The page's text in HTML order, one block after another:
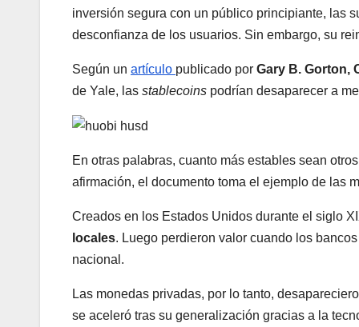
inversión segura con un público principiante, las
desconfianza de los usuarios. Sin embargo, su
Según un artículo publicado por Gary B. Gorton,
de Yale, las stablecoins podrían desaparecer a
En otras palabras, cuanto más estables sean
afirmación, el documento toma el ejemplo de las
Creados en los Estados Unidos durante el siglo
locales. Luego perdieron valor cuando los
nacional.
Las monedas privadas, por lo tanto,
se aceleró tras su generalización gracias a la